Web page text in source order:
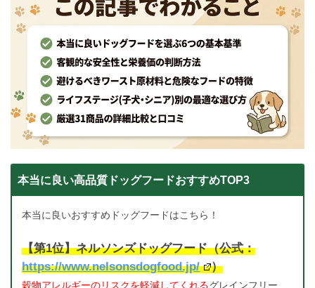
本当に良い高品質ドッグフードおすすめTOP3
本当に良いおすすめドッグフードはこちら！
【第1位】ネルソンズドッグフード（公式：
https://www.nelsonsdogfood.jp/
）
穀物アレルギーのリスクを軽減してくれるグレインフリー